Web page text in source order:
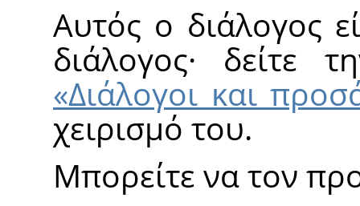
Αυτός ο διάλογος
διάλογος· δείτε
«Διάλογοι και
χειρισμό του.
Μπορείτε να τον